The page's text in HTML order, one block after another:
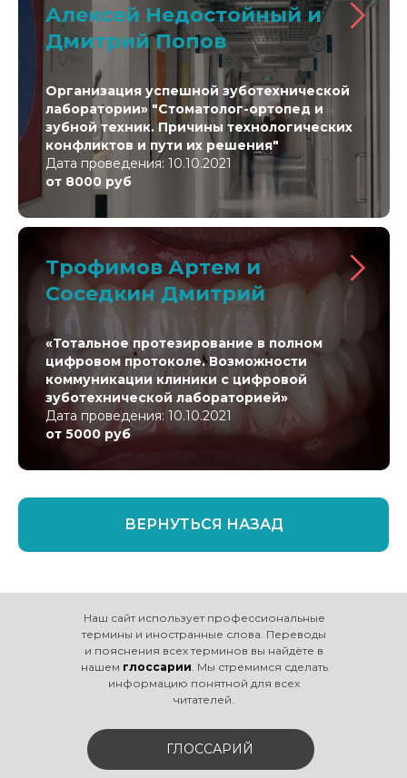
Алексей Недостойный и
Дмитрий Попов
Организация успешной зуботехнической
лаборатории» "Стоматолог-ортопед и
зубной техник. Причины технологических
конфликтов и пути их решения"
Дата проведения: 10.10.2021
от 8000 руб
Трофимов Артем и
Соседкин Дмитрий
«Тотальное протезирование в полном
цифровом протоколе. Возможности
коммуникации клиники с цифровой
зуботехнической лабораторией»
Дата проведения: 10.10.2021
от 5000 руб
ВЕРНУТЬСЯ НАЗАД
Наш сайт использует профессиональные
термины и иностранные слова. Переводы
и пояснения всех терминов вы найдёте в
нашем глоссарии . Мы стремимся сделать
информацию понятной для всех
читателей.
ГЛОССАРИЙ